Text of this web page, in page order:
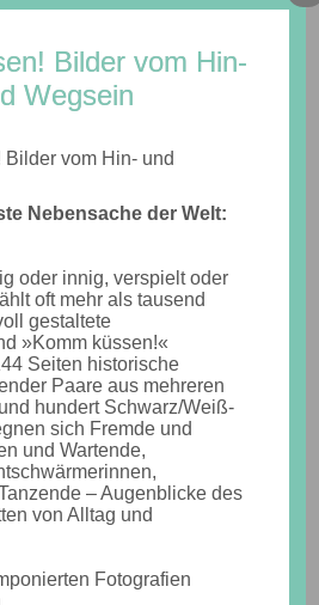
out. From right to left.
stands still in the air, fro­zen
Bilder vom Hin-
Wegsein
Nebensache der Welt:
oder innig, verspielt oder
oft mehr als tausend
gestaltete
»Komm küssen!«
Seiten historische
Paare aus mehreren
hundert Schwarz/Weiß-
sich Fremde und
und Wartende,
– Augenblicke des
von Alltag und
Fotografien